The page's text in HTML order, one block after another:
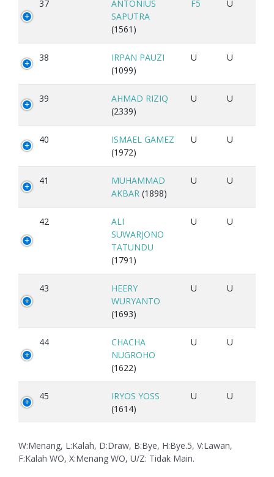
37
ANTONIUS
SAPUTRA
(1561)
F5 U
38
IRPAN PAUZI
(1099)
U U
39
AHMAD RIZIQ
(2339)
U U
40
ISMAEL GAMEZ
(1972)
U U
41
MUHAMMAD
AKBAR (1898)
U U
42
ALI
SUWARJONO
TATUNDU
(1791)
U U
43
HEERY
WURYANTO
(1693)
U U
44
CHACHA
NUGROHO
(1622)
U U
45
IRYOS YOSS
(1614)
U U
W:Menang, L:Kalah, D:Draw, B:Bye, H:Bye.5, V:Lawan,
F:Kalah WO, X:Menang WO, U/Z: Tidak Main.